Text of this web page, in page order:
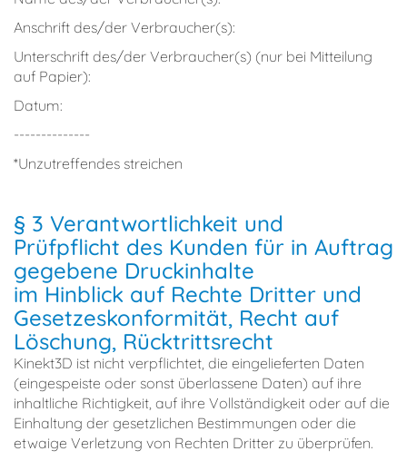
Anschrift des/der Verbraucher(s):
Unterschrift des/der Verbraucher(s) (nur bei Mitteilung
auf Papier):
Datum:
--------------
*Unzutreffendes streichen
§ 3 Verantwortlichkeit und
Prüfpflicht des Kunden für in Auftrag
gegebene Druckinhalte
im Hinblick auf Rechte Dritter und
Gesetzeskonformität, Recht auf
Löschung, Rücktrittsrecht
Kinekt3D ist nicht verpflichtet, die eingelieferten Daten
(eingespeiste oder sonst überlassene Daten) auf ihre
inhaltliche Richtigkeit, auf ihre Vollständigkeit oder auf die
Einhaltung der gesetzlichen Bestimmungen oder die
etwaige Verletzung von Rechten Dritter zu überprüfen.